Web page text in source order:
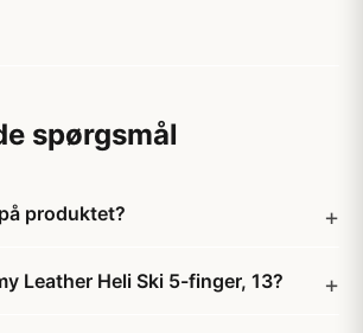
spørgsmål
produktet?
Leather Heli Ski 5-finger, 13?